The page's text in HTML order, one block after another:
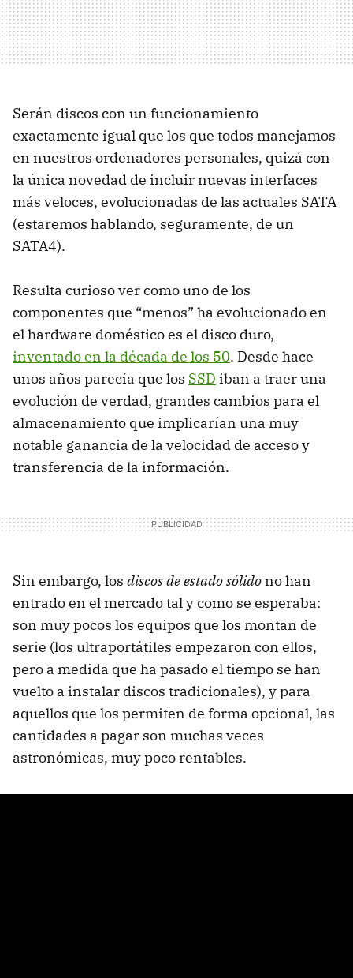
Serán discos con un funcionamiento
exactamente igual que los que todos manejamos
en nuestros ordenadores personales, quizá con
la única novedad de incluir nuevas interfaces
más veloces, evolucionadas de las actuales SATA
(estaremos hablando, seguramente, de un
SATA4).
Resulta curioso ver como uno de los
componentes que “menos” ha evolucionado en
el hardware doméstico es el disco duro,
inventado en la década de los 50. Desde hace
unos años parecía que los SSD iban a traer una
evolución de verdad, grandes cambios para el
almacenamiento que implicarían una muy
notable ganancia de la velocidad de acceso y
transferencia de la información.
Sin embargo, los discos de estado sólido no han
entrado en el mercado tal y como se esperaba:
son muy pocos los equipos que los montan de
serie (los ultraportátiles empezaron con ellos,
pero a medida que ha pasado el tiempo se han
vuelto a instalar discos tradicionales), y para
aquellos que los permiten de forma opcional, las
cantidades a pagar son muchas veces
astronómicas, muy poco rentables.